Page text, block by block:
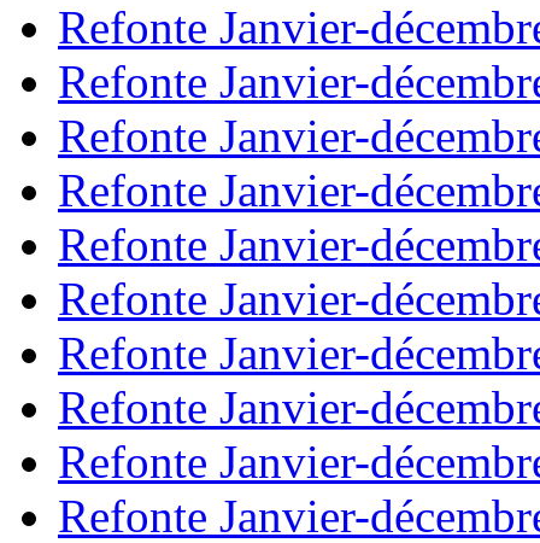
Refonte Janvier-
Refonte Janvier-
Refonte Janvier-
Refonte Janvier-
Refonte Janvier-
Refonte Janvier-
Refonte Janvier-
Refonte Janvier-
Refonte Janvier-
Refonte Janvier-